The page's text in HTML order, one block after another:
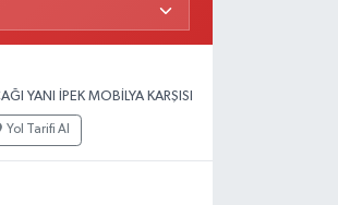
YANI İPEK MOBİLYA KARŞISI
Yol Tarifi Al